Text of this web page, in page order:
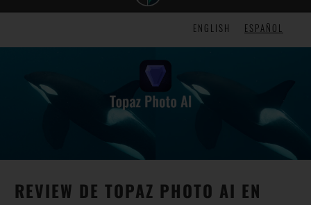
ENGLISH ESPAÑOL
REVIEW DE TOPAZ PHOTO AI EN